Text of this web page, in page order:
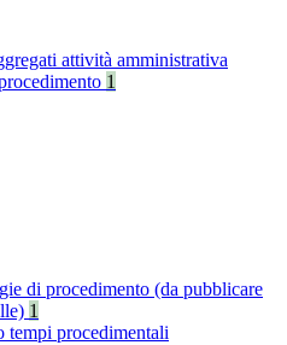
attività amministrativa
1
di procedimento (da pubblicare
1
tempi procedimentali